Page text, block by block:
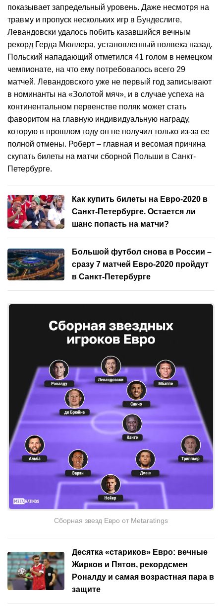
показывает запредельный уровень. Даже несмотря на
травму и пропуск нескольких игр в Бундеслиге,
Левандовски удалось побить казавшийся вечным
рекорд Герда Мюллера, установленный полвека назад.
Польский нападающий отметился 41 голом в немецком
чемпионате, на что ему потребовалось всего 29
матчей. Левандовского уже не первый год записывают
в номинанты на «Золотой мяч», и в случае успеха на
континентальном первенстве поляк может стать
фаворитом на главную индивидуальную награду,
которую в прошлом году он не получил только из-за ее
полной отмены. Роберт – главная и весомая причина
скупать билеты на матчи сборной Польши в Санкт-
Петербурге.
Как купить билеты на Евро-2020 в
Санкт-Петербурге. Остается ли
шанс попасть на матчи?
Большой футбол снова в России –
сразу 7 матчей Евро-2020 пройдут
в Санкт-Петербурге
Сборная звезд Евро от Metaratings
Десятка «стариков» Евро: вечные
Жирков и Пятов, рекордсмен
Роналду и самая возрастная пара в
защите